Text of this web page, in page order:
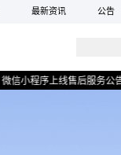
最新资讯 公告
上线售后服务公告 关